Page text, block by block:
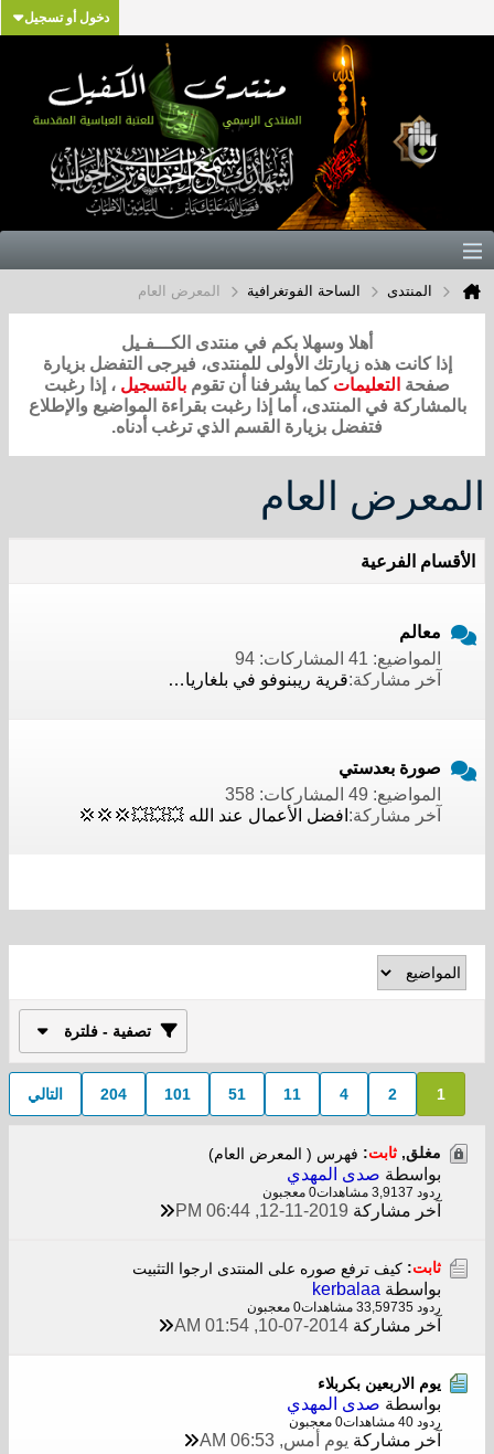
دخول أو تسجيل
المنتدى الساحة الفوتغرافية المعرض العام
أهلا وسهلا بكم في منتدى الكـــفـيل
إذا كانت هذه زيارتك الأولى للمنتدى، فيرجى التفضل بزيارة
صفحة التعليمات كما يشرفنا أن تقوم بالتسجيل ، إذا رغبت
بالمشاركة في المنتدى، أما إذا رغبت بقراءة المواضيع والإطلاع
فتفضل بزيارة القسم الذي ترغب أدناه.
المعرض العام
الأقسام الفرعية
معالم
المواضيع: 41 المشاركات: 94
آخر مشاركة:قرية ريبنوفو في بلغاريا…
صورة بعدستي
المواضيع: 49 المشاركات: 358
آخر مشاركة: افضل الأعمال عند الله 💥💥💥💢💢💢
تصفية - فلترة
1
2
4
11
51
101
204 التالي
مغلق, ثابت: فهرس ( المعرض العام)
بواسطة صدى المهدي
ردود 7 3,913 مشاهدات 0 معجبون
آخر مشاركة 12-11-2019, 06:44 PM
ثابت: كيف ترفع صوره على المنتدى ارجوا التثبيت
بواسطة kerbalaa
ردود 35 33,597 مشاهدات 0 معجبون
آخر مشاركة 10-07-2014, 01:54 AM
یوم الاربعین بکربلاء
بواسطة صدى المهدي
ردود 0 4 مشاهدات 0 معجبون
آخر مشاركة يوم أمس, 06:53 AM